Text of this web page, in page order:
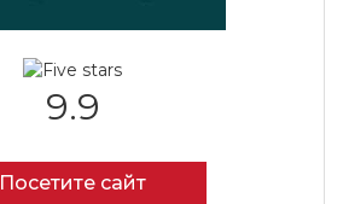
9.9
Посетите сайт